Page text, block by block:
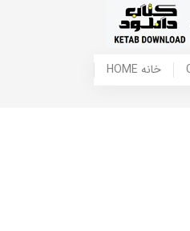
HOME خانه